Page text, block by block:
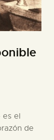
es el
de